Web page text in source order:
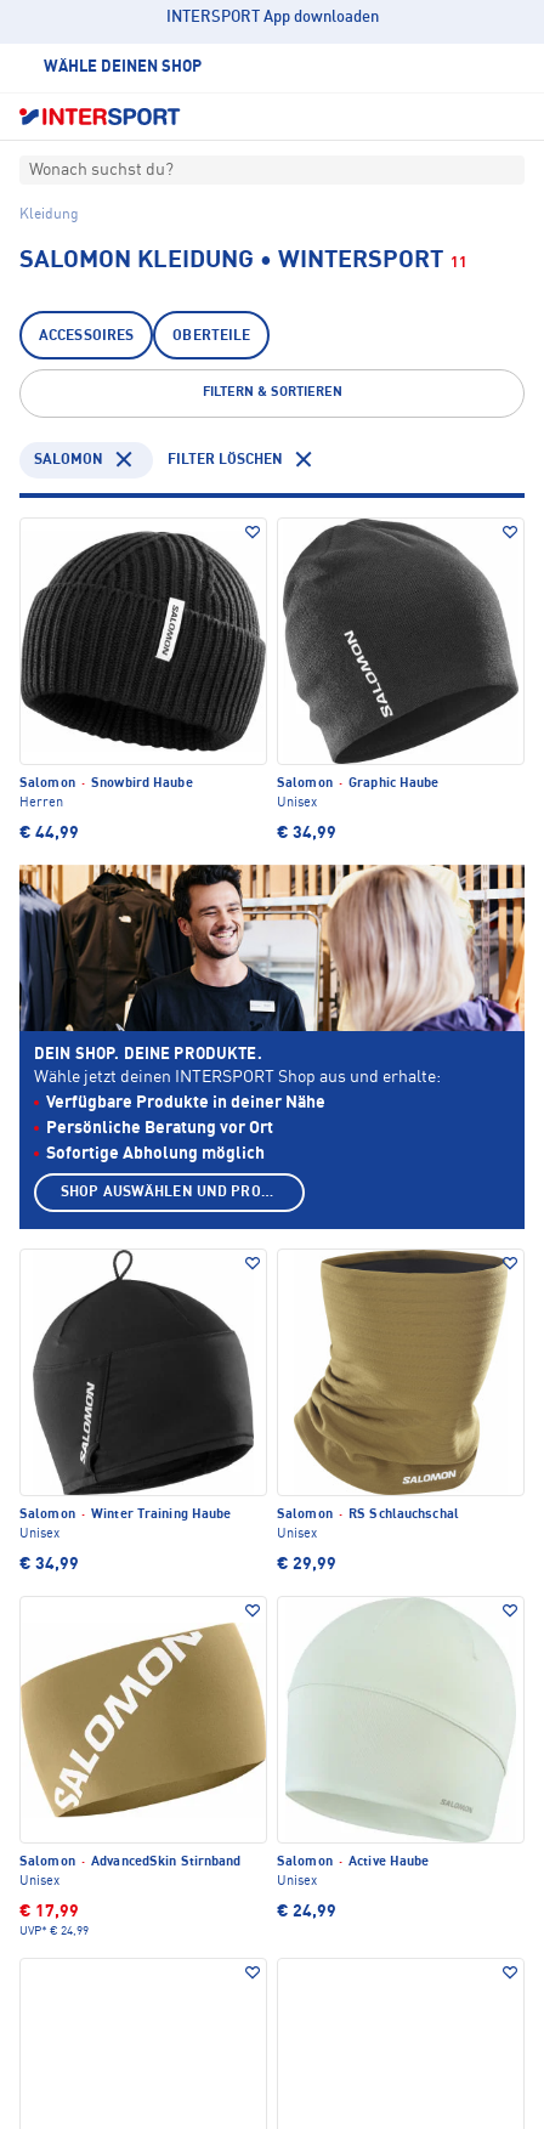
INTERSPORT App downloaden
WÄHLE DEINEN SHOP
Wonach suchst du?
Kleidung
SALOMON KLEIDUNG • WINTERSPORT 11
ACCESSOIRES OBERTEILE
FILTERN & SORTIEREN
SALOMON FILTER LÖSCHEN
Salomon · Snowbird Haube
Herren
€ 44,99
Salomon · Graphic Haube
Unisex
€ 34,99
Salomon · Winter Training Haube
Unisex
€ 34,99
Salomon · RS Schlauchschal
Unisex
€ 29,99
Salomon · AdvancedSkin Stirnband
Unisex
€ 17,99
UVP* € 24,99
Salomon · Active Haube
Unisex
€ 24,99
DEIN SHOP. DEINE PRODUKTE.
Wähle jetzt deinen INTERSPORT Shop aus und erhalte:
Verfügbare Produkte in deiner Nähe
Persönliche Beratung vor Ort
Sofortige Abholung möglich
SHOP AUSWÄHLEN UND PRODUKTE ANZEIGEN